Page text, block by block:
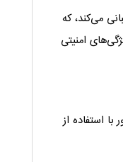
می‌کند، که
امنیتی
با استفاده از